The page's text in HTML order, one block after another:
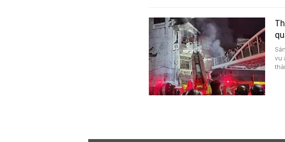
vụ